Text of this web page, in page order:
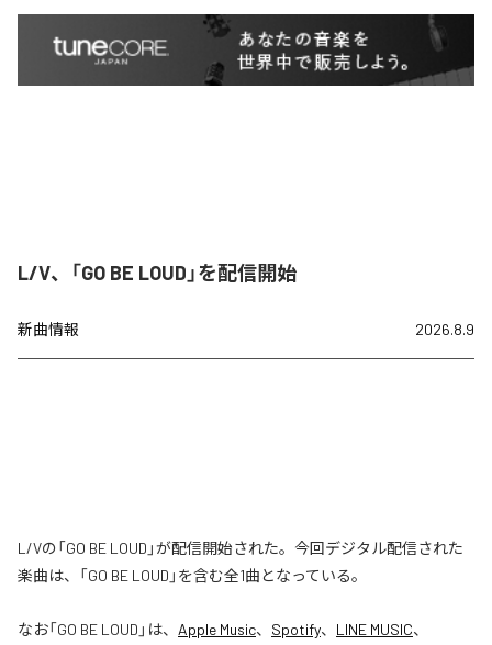
L/V、「GO BE LOUD」を配信開始
新曲情報 2026.8.9
L/Vの「GO BE LOUD」が配信開始された。今回デジタル配信された
楽曲は、「GO BE LOUD」を含む全1曲となっている。
なお「GO BE LOUD 」は、 Apple Music、 Spotify、 LINE MUSIC、